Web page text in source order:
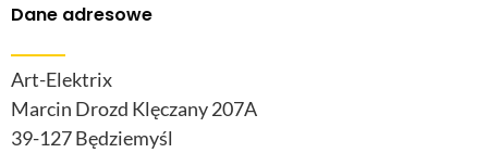
Dane adresowe
Art-Elektrix
Marcin Drozd Klęczany 207A
39-127 Będziemyśl